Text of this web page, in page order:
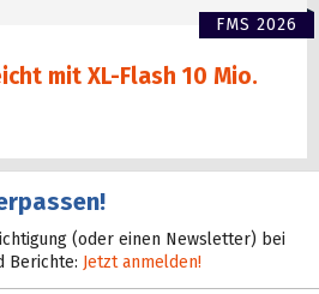
FMS 2026
mit XL-Flash 10 Mio.
(oder einen Newsletter) bei
Berichte: Jetzt anmelden!